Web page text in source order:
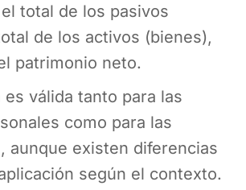
total de los pasivos
de los activos (bienes),
patrimonio neto.
es válida tanto para las
como para las
aunque existen diferencias
según el contexto.